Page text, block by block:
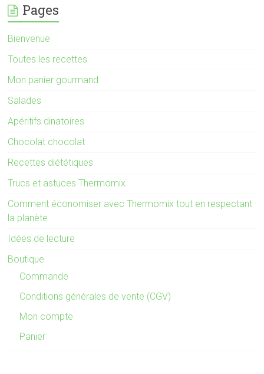
Pages
Bienvenue
Toutes les recettes
Mon panier gourmand
Salades
Apéritifs dinatoires
Chocolat chocolat
Recettes diététiques
Trucs et astuces Thermomix
Comment économiser avec Thermomix tout en respectant
la planète
Idées de lecture
Boutique
Commande
Conditions générales de vente (CGV)
Mon compte
Panier